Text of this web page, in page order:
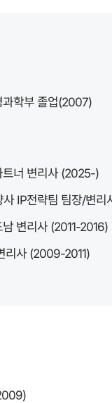
과학부 졸업(2007)
트너 변리사 (2025-)
사 IP전략팀 팀장/변
남 변리사 (2011-2016)
리사 (2009-2011)